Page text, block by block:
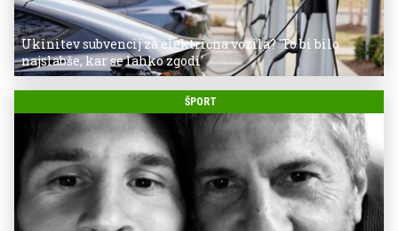
Ukinitev subvencij za električna vozila? 'To bi bilo
najslabše, kar se lahko zgodi'
ŠPORT